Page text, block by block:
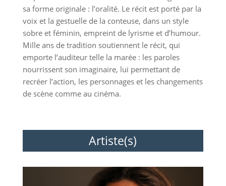
sa forme originale : l’oralité. Le récit est porté par la
voix et la gestuelle de la conteuse, dans un style
sobre et féminin, empreint de lyrisme et d’humour.
Mille ans de tradition soutiennent le récit, qui
emporte l’auditeur telle la marée : les paroles
nourrissent son imaginaire, lui permettant de
recréer l’action, les personnages et les changements
de scène comme au cinéma.
Artiste(s)